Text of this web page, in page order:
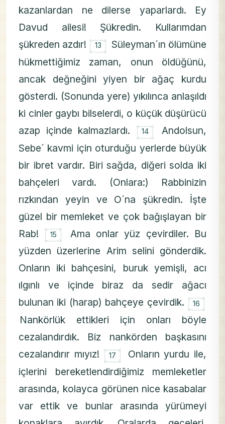
kazanlardan ne dilerse yaparlardı. Ey
Davud ailesi! Şükredin. Kullarımdan
şükreden azdır! ۝
13
Süleyman´ın ölümüne
hükmettiğimiz zaman, onun öldüğünü,
ancak değneğini yiyen bir ağaç kurdu
gösterdi. (Sonunda yere) yıkılınca anlaşıldı
ki cinler gaybı bilselerdi, o küçük düşürücü
azap içinde kalmazlardı. ۝
14
Andolsun,
Sebe´ kavmi için oturduğu yerlerde büyük
bir ibret vardır. Biri sağda, diğeri solda iki
bahçeleri vardı. (Onlara:) Rabbinizin
rızkından yeyin ve O´na şükredin. İşte
güzel bir memleket ve çok bağışlayan bir
Rab! ۝
15
Ama onlar yüz çevirdiler. Bu
yüzden üzerlerine Arim selini gönderdik.
Onların iki bahçesini, buruk yemişli, acı
ılgınlı ve içinde biraz da sedir ağacı
bulunan iki (harap) bahçeye çevirdik. ۝
16
Nankörlük ettikleri için onları böyle
cezalandırdık. Biz nankörden başkasını
cezalandırır mıyız! ۝
17
Onların yurdu ile,
içlerini bereketlendirdiğimiz memleketler
arasında, kolayca görünen nice kasabalar
var ettik ve bunlar arasında yürümeyi